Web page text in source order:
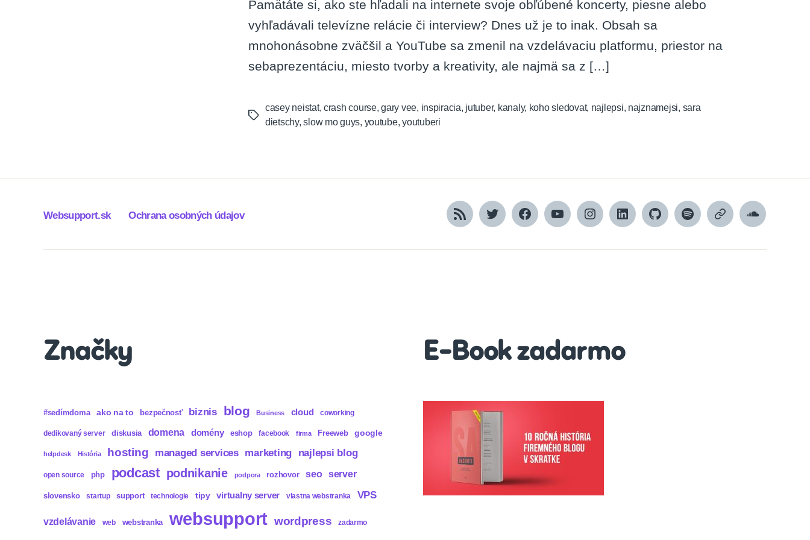
Pamätáte si, ako ste hľadali na internete svoje obľúbené koncerty, piesne alebo
vyhľadávali televízne relácie či interview? Dnes už je to inak. Obsah sa
mnohonásobne zväčšil a YouTube sa zmenil na vzdelávaciu platformu, priestor na
sebaprezentáciu, miesto tvorby a kreativity, ale najmä sa z […]
Tags
casey neistat, crash course,gary vee, inspiracia, jutuber, kanaly, koho sledovat, najlepsi, najznamejsi, sara
dietschy,slow mo guys, youtube,youtuberi
Websupport.sk Ochrana osobných údajov RSS TwitterFacebookYouTubeInstagramLinkedInGitHubSpotifyApple
SoundCloud
Značky
#sedímdoma ako na to bezpečnosť biznis blog Business cloud coworking
dedikovaný server diskusia domena domény eshop facebook firma Freeweb google
helpdesk História hosting managed services marketing najlepsi blog
open source php podcast podnikanie podpora rozhovor seo server
slovensko startup support technologie tipy virtualny server vlastna webstranka VPS
vzdelávanie web webstranka websupport wordpress zadarmo
E-Book zadarmo